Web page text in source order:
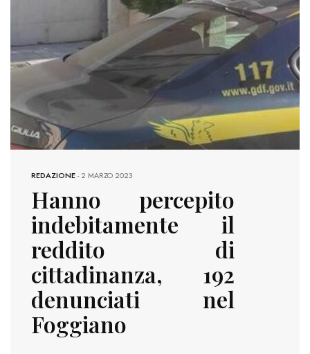
REDAZIONE-2 MARZO 2023
Hanno percepito
indebitamente il
reddito di
cittadinanza, 192
denunciati nel
Foggiano